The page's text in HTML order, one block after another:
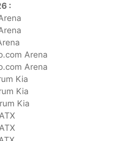
:
Arena
Arena
Kia
Kia
Kia